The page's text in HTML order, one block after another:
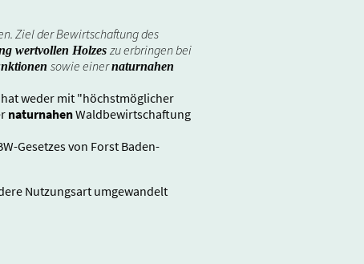
Ziel der Bewirtschaftung des
wertvollen Holzes zu erbringen bei
sowie einernaturnahen
weder mit "höchstmöglicher
naturnahenWaldbewirtschaftung
Gesetzes von Forst Baden-
Nutzungsart umgewandelt